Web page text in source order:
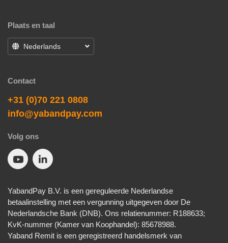
Plaats en taal
Nederlands
Contact
+31 (0)70 221 0808
info@yabandpay.com
Volg ons
YabandPay B.V. is een gereguleerde Nederlandse
betaalinstelling met een vergunning uitgegeven door De
Nederlandsche Bank (DNB). Ons relatie­nummer: R188633;
KvK-nummer (Kamer van Koophandel): 85678988.
Yaband Remit is een geregistreerd handelsmerk van